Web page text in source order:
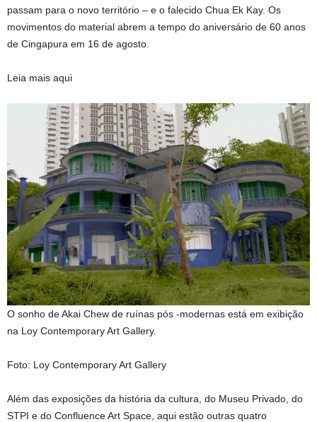
passam para o novo território – e o falecido Chua Ek Kay. Os
movimentos do material abrem a tempo do aniversário de 60 anos
de Cingapura em 16 de agosto.
Leia mais aqui
O sonho de Akai Chew de ruínas pós -modernas está em exibição
na Loy Contemporary Art Gallery.
Foto: Loy Contemporary Art Gallery
Além das exposições da história da cultura, do Museu Privado, do
STPI e do Confluence Art Space, aqui estão outras quatro